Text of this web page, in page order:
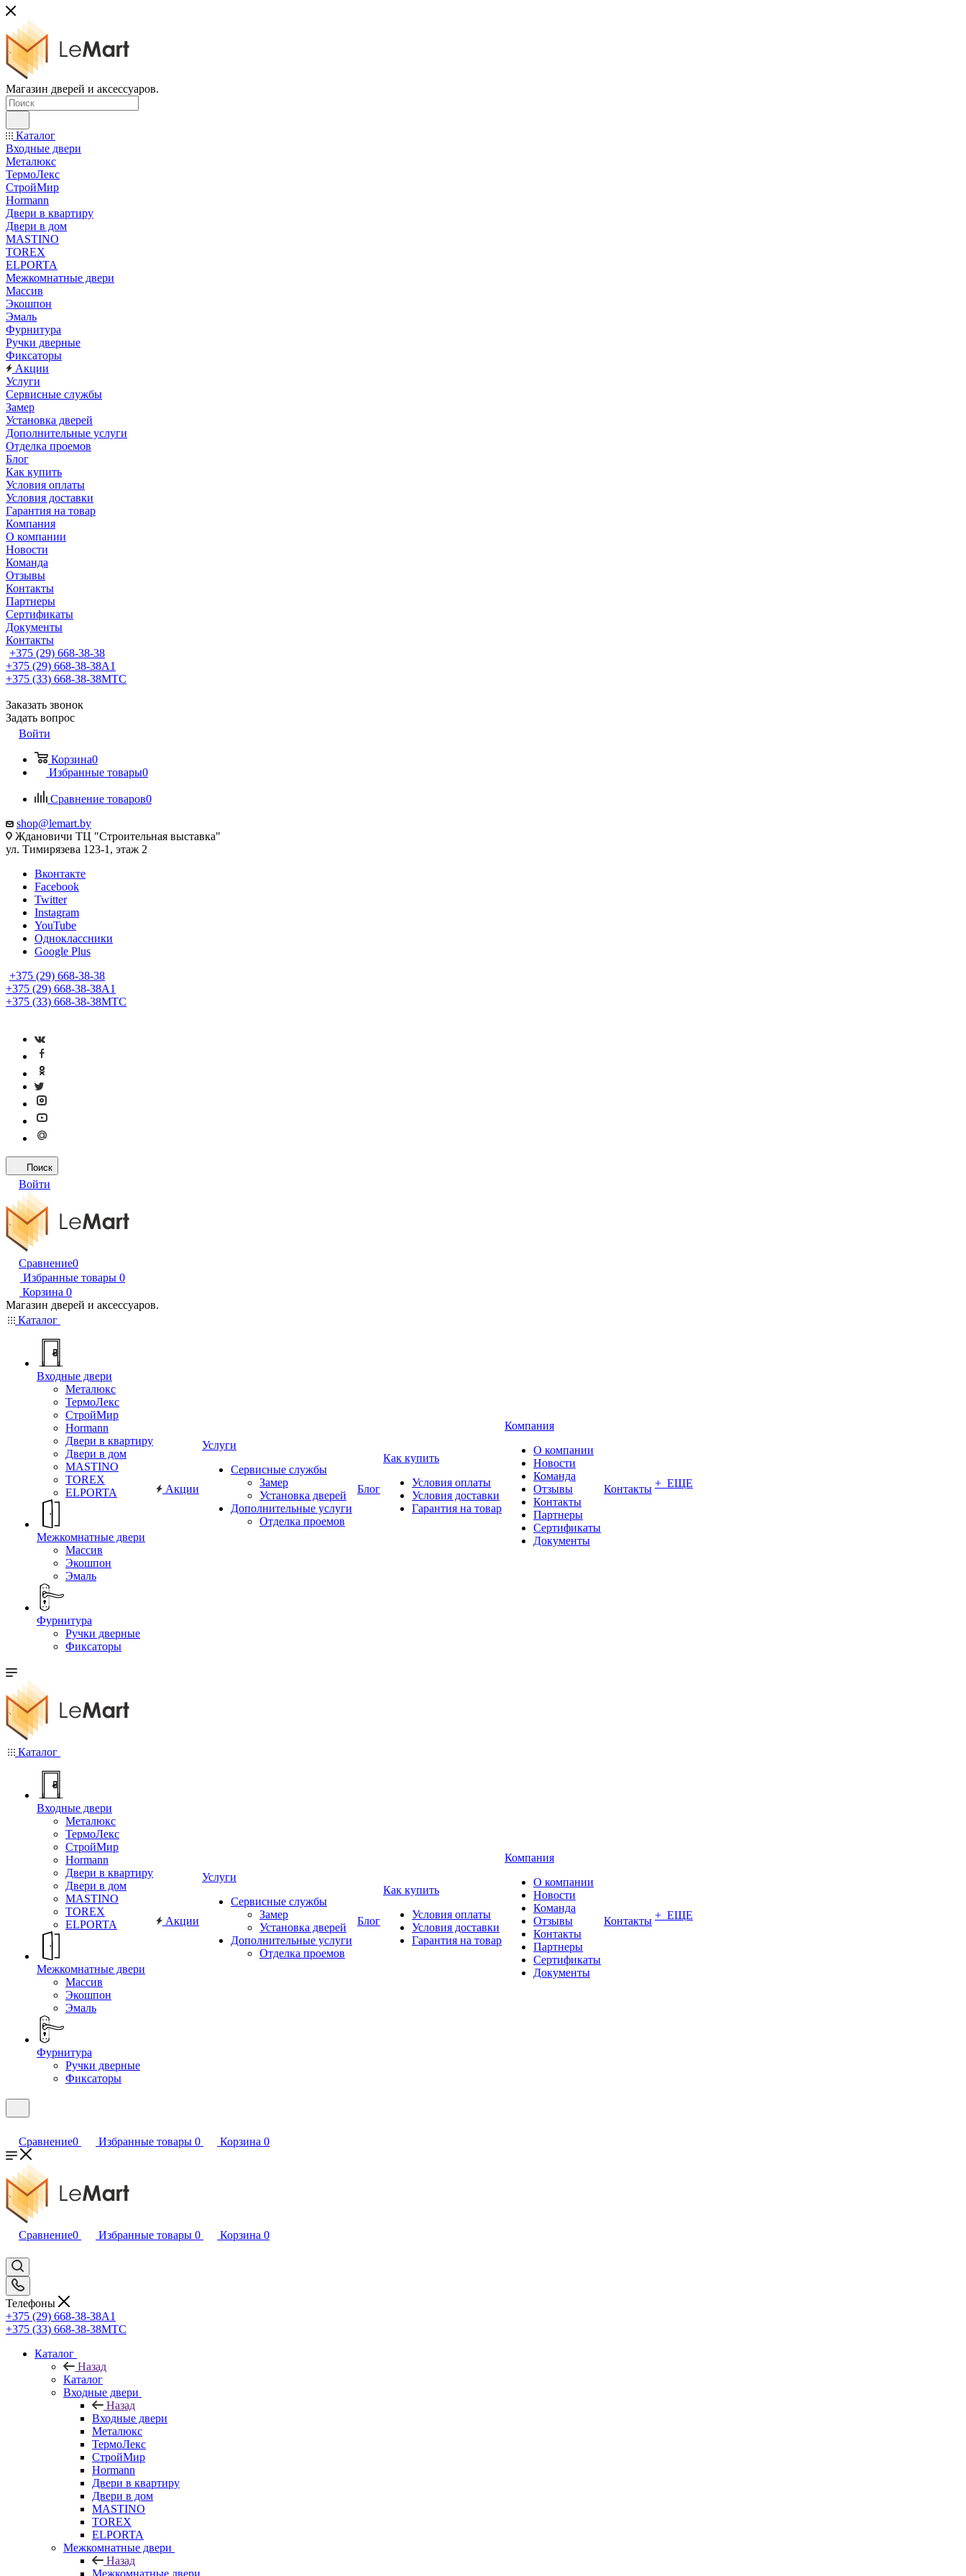
Магазин дверей и аксессуаров.
Каталог
Входные двери
Металюкс
ТермоЛекс
СтройМир
Hormann
Двери в квартиру
Двери в дом
MASTINO
TOREX
ELPORTA
Межкомнатные двери
Массив
Экошпон
Эмаль
Фурнитура
Ручки дверные
Фиксаторы
Акции
Услуги
Сервисные службы
Замер
Установка дверей
Дополнительные услуги
Отделка проемов
Блог
Как купить
Условия оплаты
Условия доставки
Гарантия на товар
Компания
О компании
Новости
Команда
Отзывы
Контакты
Партнеры
Сертификаты
Документы
Контакты
+375 (29) 668-38-38
+375 (29) 668-38-38A1
+375 (33) 668-38-38МТС
Заказать звонок
Задать вопрос
Войти
Корзина0
Избранные товары0
Сравнение товаров0
shop@lemart.by
Ждановичи ТЦ "Строительная выставка"
ул. Тимирязева 123-1, этаж 2
Вконтакте
Facebook
Twitter
Instagram
YouTube
Одноклассники
Google Plus
+375 (29) 668-38-38
+375 (29) 668-38-38A1
+375 (33) 668-38-38МТС
Поиск
Войти
Сравнение0
Избранные товары 0
Корзина 0
Магазин дверей и аксессуаров.
Каталог
Входные двери
Металюкс
ТермоЛекс
СтройМир
Hormann
Двери в квартиру
Двери в дом
MASTINO
TOREX
ELPORTA
Межкомнатные двери
Массив
Экошпон
Эмаль
Фурнитура
Ручки дверные
Фиксаторы
Акции
Услуги
Сервисные службы
Замер
Установка дверей
Дополнительные услуги
Отделка проемов
Блог
Как купить
Условия оплаты
Условия доставки
Гарантия на товар
Компания
О компании
Новости
Команда
Отзывы
Контакты
Партнеры
Сертификаты
Документы
Контакты + ЕЩЕ
Каталог
Входные двери
Металюкс
ТермоЛекс
СтройМир
Hormann
Двери в квартиру
Двери в дом
MASTINO
TOREX
ELPORTA
Межкомнатные двери
Массив
Экошпон
Эмаль
Фурнитура
Ручки дверные
Фиксаторы
Акции
Услуги
Сервисные службы
Замер
Установка дверей
Дополнительные услуги
Отделка проемов
Блог
Как купить
Условия оплаты
Условия доставки
Гарантия на товар
Компания
О компании
Новости
Команда
Отзывы
Контакты
Партнеры
Сертификаты
Документы
Контакты + ЕЩЕ
Сравнение0 Избранные товары 0 Корзина 0
Сравнение0 Избранные товары 0 Корзина 0
Телефоны
+375 (29) 668-38-38A1
+375 (33) 668-38-38МТС
Каталог
Назад
Каталог
Входные двери
Назад
Входные двери
Металюкс
ТермоЛекс
СтройМир
Hormann
Двери в квартиру
Двери в дом
MASTINO
TOREX
ELPORTA
Межкомнатные двери
Назад
Межкомнатные двери